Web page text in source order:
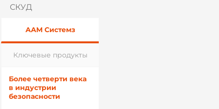
СКУД
ААМ Системз
Ключевые продукты
Более четверти века
в индустрии
безопасности